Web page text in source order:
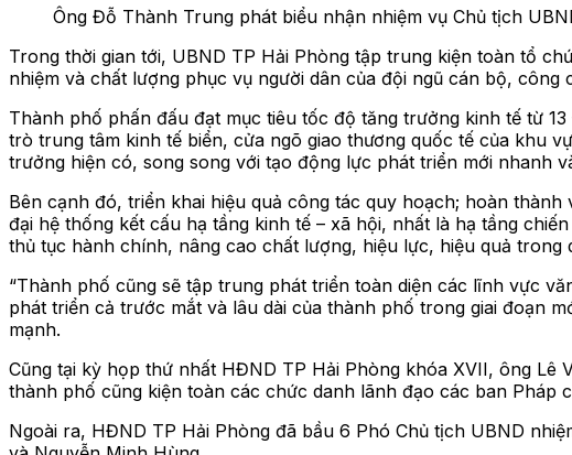
Ông Đỗ Thành Trung phát biểu nhận nhiệm vụ Chủ tịch
Trong thời gian tới, UBND TP Hải Phòng tập trung kiện toàn tổ
nhiệm và chất lượng phục vụ người dân của đội ngũ cán bộ,
Thành phố phấn đấu đạt mục tiêu tốc độ tăng trưởng kinh tế từ
trò trung tâm kinh tế biển, cửa ngõ giao thương quốc tế của khu
trưởng hiện có, song song với tạo động lực phát triển mới nhanh
Bên cạnh đó, triển khai hiệu quả công tác quy hoạch; hoàn
đại hệ thống kết cấu hạ tầng kinh tế – xã hội, nhất là hạ tầng
thủ tục hành chính, nâng cao chất lượng, hiệu lực, hiệu quả trong
“Thành phố cũng sẽ tập trung phát triển toàn diện các lĩnh vực
phát triển cả trước mắt và lâu dài của thành phố trong giai đoạn
mạnh.
Cũng tại kỳ họp thứ nhất HĐND TP Hải Phòng khóa XVII, ông
thành phố cũng kiện toàn các chức danh lãnh đạo các ban Pháp
Ngoài ra, HĐND TP Hải Phòng đã bầu 6 Phó Chủ tịch UBND